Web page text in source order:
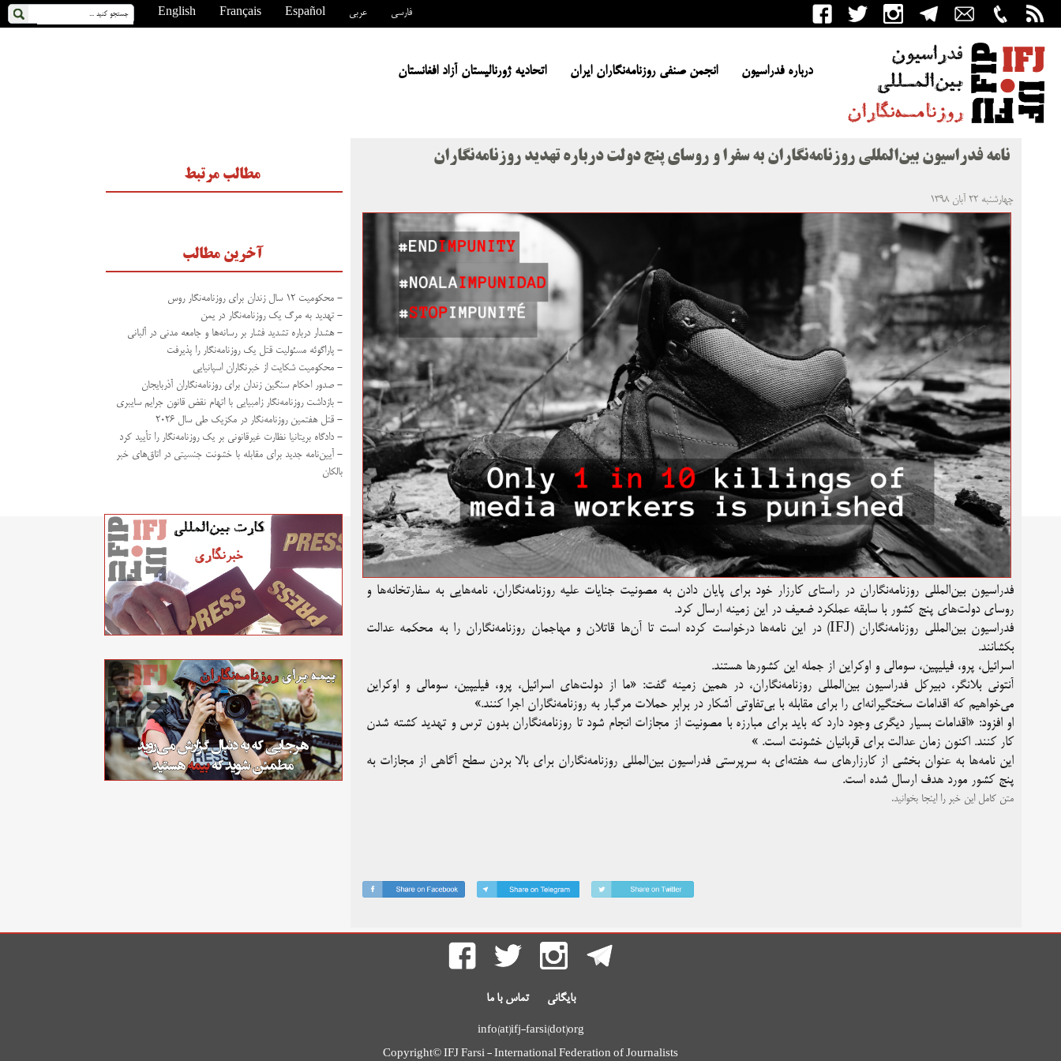
English Français Español عربی فارسی
درباره فدراسیون انجمن صنفی روزنامه‌نگاران ایران اتحادیه ژورنالیستان آزاد افغانستان
نامه فدراسیون بین‌المللی روزنامه‌نگاران به سفرا و روسای پنج دولت درباره تهدید روزنامه‌نگاران
چهارشنبه ۲۲ آبان ۱۳۹۸
فدراسیون بین‌المللی روزنامه‌نگاران در راستای کارزار خود برای پایان دادن به مصونیت جنایات علیه روزنامه‌نگاران، نامه‌هایی به سفارتخانه‌ها و
روسای دولت‌های پنج کشور با سابقه عملکرد ضعیف در این زمینه ارسال کرد.
فدراسیون بین‌المللی روزنامه‌نگاران (IFJ) در این نامه‌ها درخواست کرده است تا آن‌ها قاتلان و مهاجمان روزنامه‌نگاران را به محکمه عدالت
بکشانند.
اسرائیل، پرو، فیلیپین، سومالی و اوکراین از جمله این کشورها هستند.
آنتونی بلانگر، دبیرکل فدراسیون بین‌المللی روزنامه‌نگاران، در همین زمینه گفت: «ما از دولت‌های اسرائیل، پرو، فیلیپین، سومالی و اوکراین
می‌خواهیم که اقدامات سختگیرانه‌ای را برای مقابله با بی‌تفاوتی آشکار در برابر حملات مرگبار به روزنامه‌نگاران اجرا کنند.»
او افزود: «اقدامات بسیار دیگری وجود دارد که باید برای مبارزه با مصونیت از مجازات انجام شود تا روزنامه‌نگاران بدون ترس و تهدید کشته شدن
کار کنند. اکنون زمان عدالت برای قربانیان خشونت است. »
این نامه‌ها به عنوان بخشی از کارزارهای سه هفته‌ای به سرپرستی فدراسیون بین‌المللی روزنامه‌نگاران برای بالا بردن سطح آگاهی از مجازات به
پنج کشور مورد هدف ارسال شده است.
متن کامل این خبر رااینجا بخوانید.
مطالب مرتبط
آخرین مطالب
- محکومیت ۱۲ سال زندان برای روزنامه‌نگار روس
- تهدید به مرگ یک روزنامه‌نگار در یمن
- هشدار درباره تشدید فشار بر رسانه‌ها و جامعه مدنی در آلبانی
- پاراگوئه مسئولیت قتل یک روزنامه‌نگار را پذیرفت
- محکومیت شکایت از خبرنگاران اسپانیایی
- صدور احکام سنگین زندان برای روزنامه‌نگاران آذربایجان
- بازداشت روزنامه‌نگار زامبیایی با اتهام نقض قانون جرایم سایبری
- قتل هفتمین روزنامه‌نگار در مکزیک طی سال ۲۰۲۶
- دادگاه بریتانیا نظارت غیرقانونی بر یک روزنامه‌نگار را تأیید کرد
- آیین‌نامه جدید برای مقابله با خشونت جنسیتی در اتاق‌های خبر
بالکان
بایگانی تماس با ما
info(at)ifj-farsi(dot)org
Copyright© IFJ Farsi - International Federation of Journalists